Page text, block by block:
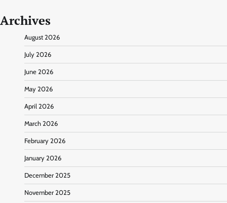
Archives
August 2026
July 2026
June 2026
May 2026
April 2026
March 2026
February 2026
January 2026
December 2025
November 2025